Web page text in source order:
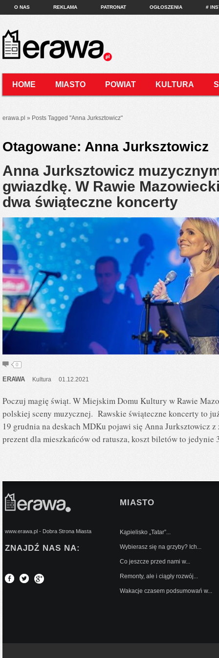
O NAS REKLAMA PATRONAT OGŁOSZENIA #
HOME MIASTO POWIAT KULTURA
erawa.pl » Posts Tagged "Anna Jurksztowicz"
Otagowane: Anna Jurksztowicz
Anna Jurksztowicz
gwiazdkę. W Rawie
dwa świąteczne koncerty
0
ERAWA Kultura 01.12.2021
Poczuj magię świąt. W Miejskim Domu Kultury w Rawie
polskiej sceny muzycznej. Rawskie świąteczne koncerty to
19 grudnia na deskach MDKu pojawi się Anna Jurksztowicz z
prezent dla mieszkańców od ratusza, koszt biletów to
www.erawa.pl - Dobra Strona Miasta
ZNAJDŹ NAS NA:
MIASTO
Kąpielisko „Tatar”...
Wybierasz się na grzyby? Ich...
Co jeszcze przed nami w...
Remonty, ale i ciągły rozwój...
Wakacje czasem podsumowań w...